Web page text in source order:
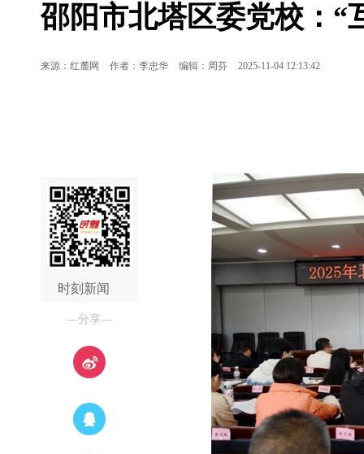
邵阳市北塔区委党校：“
来源：红麓网 作者：李忠华 编辑：周芬 2025-11-04 12:13:42
时刻新闻
—分享—